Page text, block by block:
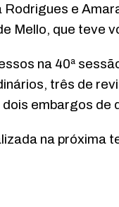
Rodrigues e
Mello, que teve
na 40ª
três de
embargos de
na próxima